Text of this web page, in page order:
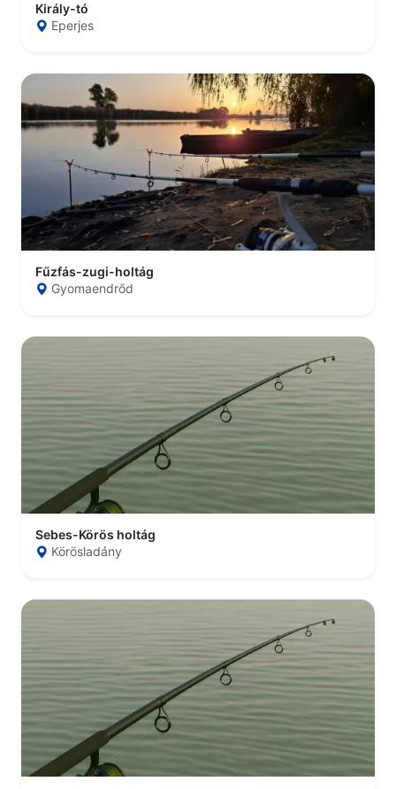
Király-tó
Eperjes
Fűzfás-zugi-holtág
Gyomaendrőd
Sebes-Körös holtág
Körösladány